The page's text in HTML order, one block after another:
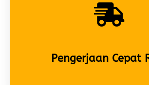
Pengerjaan Cepat